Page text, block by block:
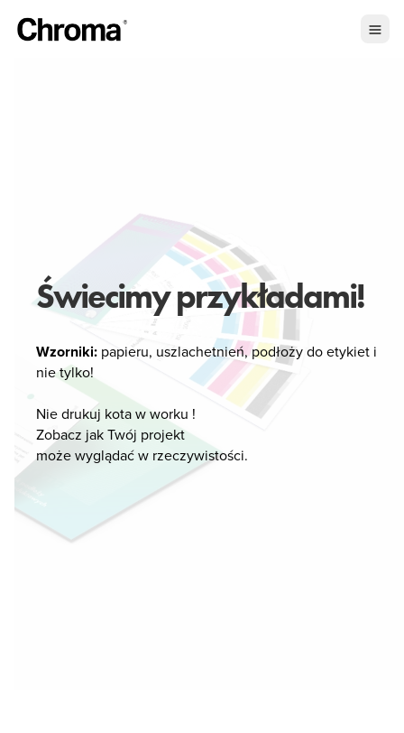
Świecimy przykładami!
Wzorniki: papieru, uszlachetnień, podłoży do etykiet i
nie tylko!
Nie drukuj kota w worku !
Zobacz jak Twój projekt
może wyglądać w rzeczywistości.